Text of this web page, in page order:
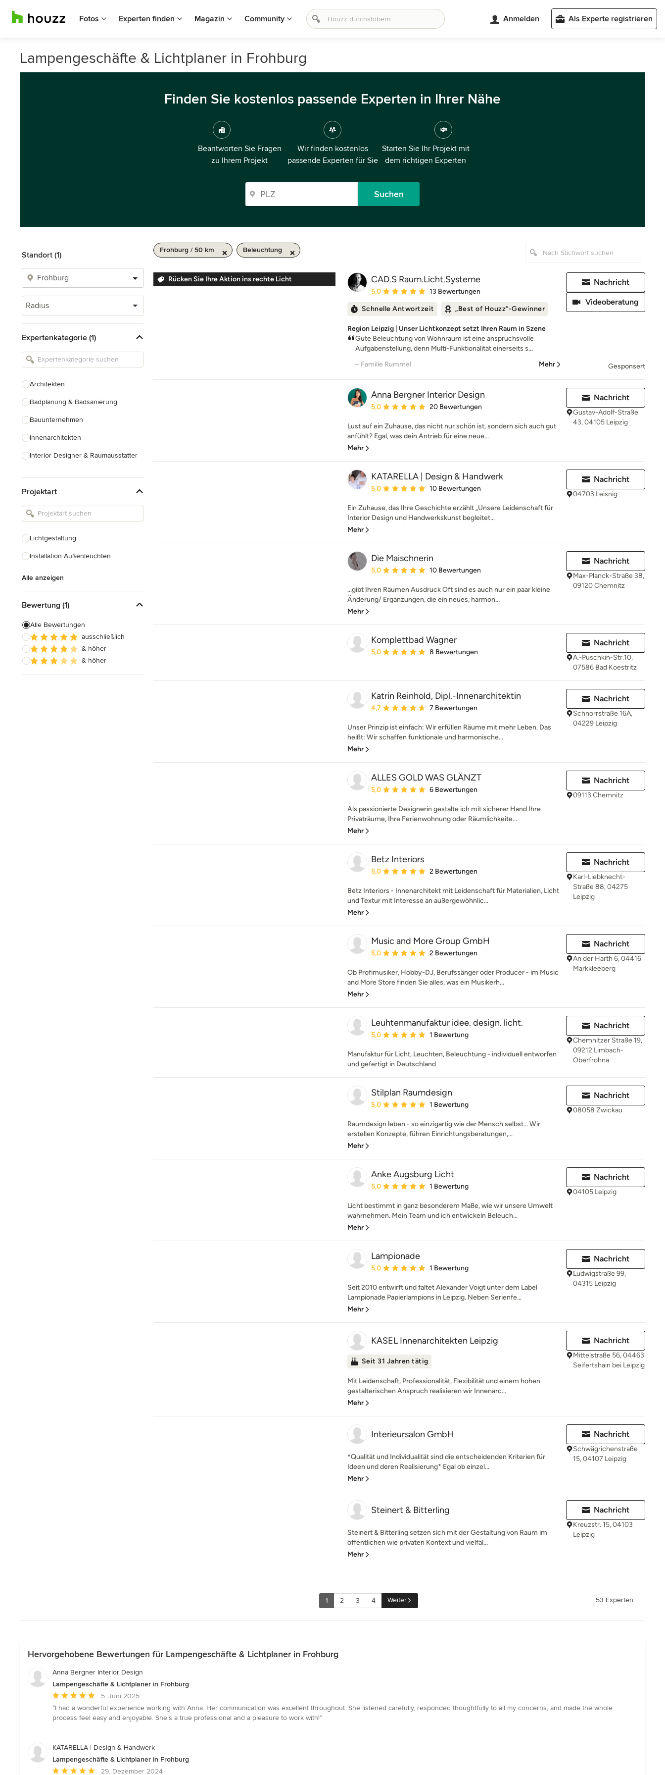
Fotos Experten finden Magazin Community Anmelden Als Experte registrieren
Lampengeschäfte & Lichtplaner in Frohburg
Finden Sie kostenlos passende Experten in Ihrer Nähe
Beantworten Sie Fragen
zu Ihrem Projekt
Wir finden kostenlos
passende Experten für Sie
Starten Sie Ihr Projekt mit
dem richtigen Experten
Suchen
Standort (1)
Radius
Expertenkategorie (1)
Architekten
Badplanung & Badsanierung
Bauunternehmen
Innenarchitekten
Interior Designer & Raumausstatter
Landschaftsarchitekten
Armaturen & Sanitärbedarf
Einbauschränke
Projektart
Lichtgestaltung
Installation Außenleuchten
Alle anzeigen
Bewertung (1)
Alle Bewertungen
ausschließlich
& höher
& höher
Frohburg / 50 km Beleuchtung
Rücken Sie Ihre Aktion ins rechte Licht CAD.S Raum.Licht.Systeme
Durchschnittliche Bewertung: 5 von 5 Sternen
5,0 13 Bewertungen
Schnelle Antwortzeit „Best of Houzz“-Gewinner
Region Leipzig | Unser Lichtkonzept setzt Ihren Raum in Szene
Gute Beleuchtung von Wohnraum ist eine anspruchsvolle
Aufgabenstellung, denn Multi-Funktionalität einerseits s...
– Familie Rummel
Mehr
Nachricht
Videoberatung
Gesponsert
Anna Bergner Interior Design
Durchschnittliche Bewertung: 5 von 5 Sternen
5,0 20 Bewertungen
Lust auf ein Zuhause, das nicht nur schön ist, sondern sich auch gut
anfühlt? Egal, was dein Antrieb für eine neue...
Mehr
Nachricht
Gustav-Adolf-Straße
43, 04105 Leipzig
KATARELLA | Design & Handwerk
Durchschnittliche Bewertung: 5 von 5 Sternen
5,0 10 Bewertungen
Ein Zuhause, das Ihre Geschichte erzählt „Unsere Leidenschaft für
Interior Design und Handwerkskunst begleitet...
Mehr
Nachricht
04703 Leisnig
Die Maischnerin
Durchschnittliche Bewertung: 5 von 5 Sternen
5,0 10 Bewertungen
...gibt Ihren Räumen Ausdruck Oft sind es auch nur ein paar kleine
Änderung/ Ergänzungen, die ein neues, harmon...
Mehr
Nachricht
Max-Planck-Straße 38,
09120 Chemnitz
Komplettbad Wagner
Durchschnittliche Bewertung: 5 von 5 Sternen
5,0 8 Bewertungen
Nachricht
A.-Puschkin-Str.10,
07586 Bad Koestritz
Katrin Reinhold, Dipl.-Innenarchitektin
Durchschnittliche Bewertung: 4.7 von 5 Sternen
4,7 7 Bewertungen
Unser Prinzip ist einfach: Wir erfüllen Räume mit mehr Leben. Das
heißt: Wir schaffen funktionale und harmonische...
Mehr
Nachricht
Schnorrstraße 16A,
04229 Leipzig
ALLES GOLD WAS GLÄNZT
Durchschnittliche Bewertung: 5 von 5 Sternen
5,0 6 Bewertungen
Als passionierte Designerin gestalte ich mit sicherer Hand Ihre
Privaträume, Ihre Ferienwohnung oder Räumlichkeite...
Mehr
Nachricht
09113 Chemnitz
Betz Interiors
Durchschnittliche Bewertung: 5 von 5 Sternen
5,0 2 Bewertungen
Betz Interiors - Innenarchitekt mit Leidenschaft für Materialien, Licht
und Textur mit Interesse an außergewöhnlic...
Mehr
Nachricht
Karl-Liebknecht-
Straße 88, 04275
Leipzig
Music and More Group GmbH
Durchschnittliche Bewertung: 5 von 5 Sternen
5,0 2 Bewertungen
Ob Profimusiker, Hobby-DJ, Berufssänger oder Producer - im Music
and More Store finden Sie alles, was ein Musikerh...
Mehr
Nachricht
An der Harth 6, 04416
Markkleeberg
Leuhtenmanufaktur idee. design. licht.
Durchschnittliche Bewertung: 5 von 5 Sternen
5,0 1 Bewertung
Manufaktur für Licht, Leuchten, Beleuchtung - individuell entworfen
und gefertigt in Deutschland
Nachricht
Chemnitzer Straße 19,
09212 Limbach-
Oberfrohna
Stilplan Raumdesign
Durchschnittliche Bewertung: 5 von 5 Sternen
5,0 1 Bewertung
Raumdesign leben - so einzigartig wie der Mensch selbst... Wir
erstellen Konzepte, führen Einrichtungsberatungen,...
Mehr
Nachricht
08058 Zwickau
Anke Augsburg Licht
Durchschnittliche Bewertung: 5 von 5 Sternen
5,0 1 Bewertung
Licht bestimmt in ganz besonderem Maße, wie wir unsere Umwelt
wahrnehmen. Mein Team und ich entwickeln Beleuch...
Mehr
Nachricht
04105 Leipzig
Lampionade
Durchschnittliche Bewertung: 5 von 5 Sternen
5,0 1 Bewertung
Seit 2010 entwirft und faltet Alexander Voigt unter dem Label
Lampionade Papierlampions in Leipzig. Neben Serienfe...
Mehr
Nachricht
Ludwigstraße 99,
04315 Leipzig
KASEL Innenarchitekten Leipzig
Seit 31 Jahren tätig
Mit Leidenschaft, Professionalität, Flexibilität und einem hohen
gestalterischen Anspruch realisieren wir Innenarc...
Mehr
Nachricht
Mittelstraße 56, 04463
Seifertshain bei Leipzig
Interieursalon GmbH
*Qualität und Individualität sind die entscheidenden Kriterien für
Ideen und deren Realisierung* Egal ob einzel...
Mehr
Nachricht
Schwägrichenstraße
15, 04107 Leipzig
Steinert & Bitterling
Steinert & Bitterling setzen sich mit der Gestaltung von Raum im
öffentlichen wie privaten Kontext und vielfäl...
Mehr
Nachricht
Kreuzstr. 15, 04103
Leipzig
1 2 3 4 Weiter 53 Experten
Hervorgehobene Bewertungen für Lampengeschäfte & Lichtplaner in Frohburg
Anna Bergner Interior Design
Lampengeschäfte & Lichtplaner in Frohburg
Durchschnittliche
Bewertung:
5
Sternen
5. Juni 2025
“I had a wonderful experience working with Anna. Her communication was excellent throughout. She listened carefully, responded thoughtfully to all my concerns, and made the whole
process feel easy and enjoyable. She’s a true professional and a pleasure to work with!”
KATARELLA | Design & Handwerk
Lampengeschäfte & Lichtplaner in Frohburg
Durchschnittliche29. Dezember 2024